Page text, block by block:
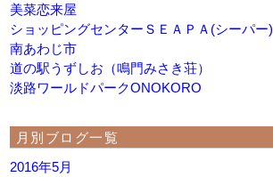
美菜恋来屋
ショッピングセンターＳＥＡＰＡ(シーパー)
南あわじ市
道の駅うずしお（鳴門みさき荘）
淡路ワールドパークONOKORO
月別ブログ一覧
2016年5月